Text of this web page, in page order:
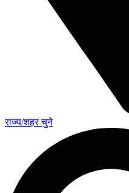
राज्य/शहर चुने